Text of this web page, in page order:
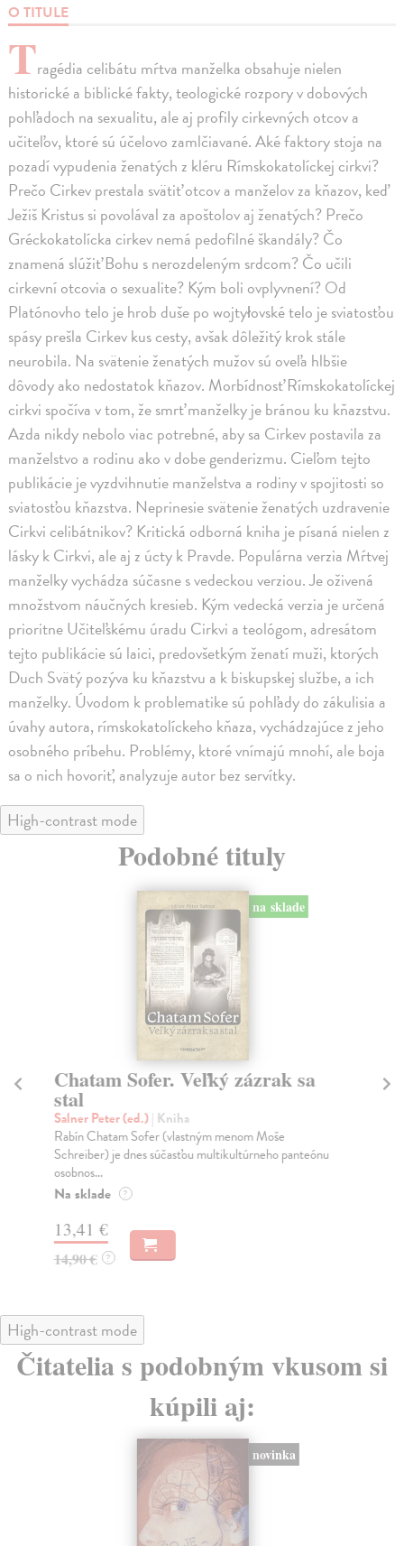
O TITULE
Tragédia celibátu mŕtva manželka obsahuje nielen
historické a biblické fakty, teologické rozpory v dobových
pohľadoch na sexualitu, ale aj profily cirkevných otcov a
učiteľov, ktoré sú účelovo zamlčiavané. Aké faktory stoja na
pozadí vypudenia ženatých z kléru Rímskokatolíckej cirkvi?
Prečo Cirkev prestala svätiť otcov a manželov za kňazov, keď
Ježiš Kristus si povolával za apoštolov aj ženatých? Prečo
Gréckokatolícka cirkev nemá pedofilné škandály? Čo
znamená slúžiť Bohu s nerozdeleným srdcom? Čo učili
cirkevní otcovia o sexualite? Kým boli ovplyvnení? Od
Platónovho telo je hrob duše po wojtyłovské telo je sviatosťou
spásy prešla Cirkev kus cesty, avšak dôležitý krok stále
neurobila. Na svätenie ženatých mužov sú oveľa hlbšie
dôvody ako nedostatok kňazov. Morbídnosť Rímskokatolíckej
cirkvi spočíva v tom, že smrť manželky je bránou ku kňazstvu.
Azda nikdy nebolo viac potrebné, aby sa Cirkev postavila za
manželstvo a rodinu ako v dobe genderizmu. Cieľom tejto
publikácie je vyzdvihnutie manželstva a rodiny v spojitosti so
sviatosťou kňazstva. Neprinesie svätenie ženatých uzdravenie
Cirkvi celibátnikov? Kritická odborná kniha je písaná nielen z
lásky k Cirkvi, ale aj z úcty k Pravde. Populárna verzia Mŕtvej
manželky vychádza súčasne s vedeckou verziou. Je oživená
množstvom náučných kresieb. Kým vedecká verzia je určená
prioritne Učiteľskému úradu Cirkvi a teológom, adresátom
tejto publikácie sú laici, predovšetkým ženatí muži, ktorých
Duch Svätý pozýva ku kňazstvu a k biskupskej službe, a ich
manželky. Úvodom k problematike sú pohľady do zákulisia a
úvahy autora, rímskokatolíckeho kňaza, vychádzajúce z jeho
osobného príbehu. Problémy, ktoré vnímajú mnohí, ale boja
sa o nich hovoriť, analyzuje autor bez servítky.
High-contrast mode
Podobné tituly
na sklade
Chatam Sofer. Veľký zázrak sa
stal
Salner Peter (ed.)| Kniha
Rabín Chatam Sofer (vlastným menom Moše
Schreiber) je dnes súčasťou multikultúrneho panteónu
osobnos...
Na sklade ?
13,41 €
14,90 € ?
High-contrast mode
Čitatelia s podobným vkusom si
kúpili aj:
novinka